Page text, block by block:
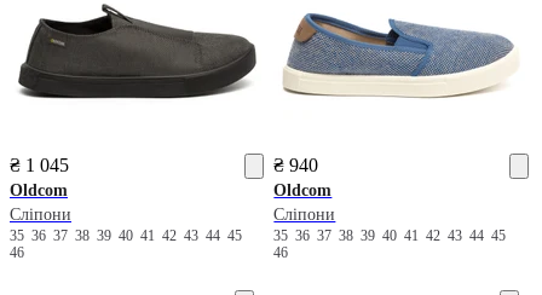
₴ 1 045
Oldcom
Сліпони
35 36 37 38 39 40 41 42 43 44 45
46
₴ 940
Oldcom
Сліпони
3536373839404142434445
46